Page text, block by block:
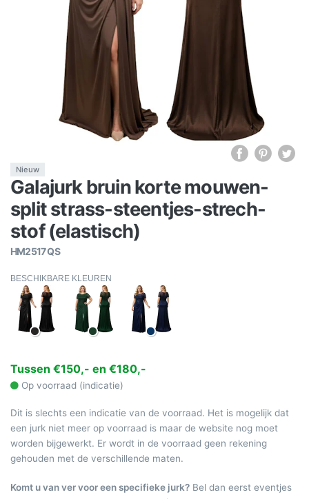
Nieuw
Galajurk bruin korte mouwen-
split strass-steentjes-strech-
stof (elastisch)
HM2517 QS
BESCHIKBARE KLEUREN
Tussen €150,- en €180,-
Op voorraad (indicatie)
Dit is slechts een indicatie van de voorraad. Het is mogelijk dat
een jurk niet meer op voorraad is maar de website nog moet
worden bijgewerkt. Er wordt in de voorraad geen rekening
gehouden met de verschillende maten.
Komt u van ver voor een specifieke jurk? Bel dan eerst eventjes